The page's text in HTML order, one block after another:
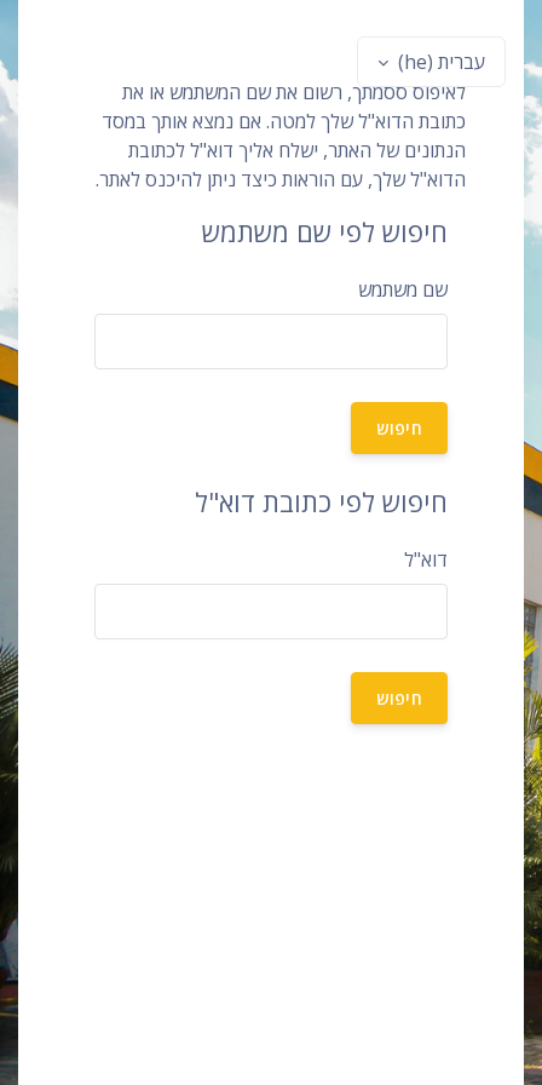
עברית ‎(he)‎
לאיפוס ססמתך, רשום את שם המשתמש או את
כתובת הדוא"ל שלך למטה. אם נמצא אותך במסד
הנתונים של האתר, ישלח אליך דוא"ל לכתובת
הדוא"ל שלך, עם הוראות כיצד ניתן להיכנס לאתר.
חיפוש לפי שם משתמש
שם משתמש
חיפוש לפי כתובת דוא"ל
דוא"ל